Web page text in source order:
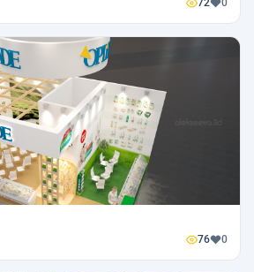
72 0
76 0